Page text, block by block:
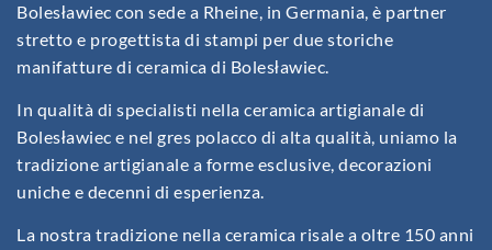
Bolesławiec con sede a Rheine, in Germania, è partner
stretto e progettista di stampi per due storiche
manifatture di ceramica di Bolesławiec.
In qualità di specialisti nella ceramica artigianale di
Bolesławiec e nel gres polacco di alta qualità, uniamo la
tradizione artigianale a forme esclusive, decorazioni
uniche e decenni di esperienza.
La nostra tradizione nella ceramica risale a oltre 150 anni